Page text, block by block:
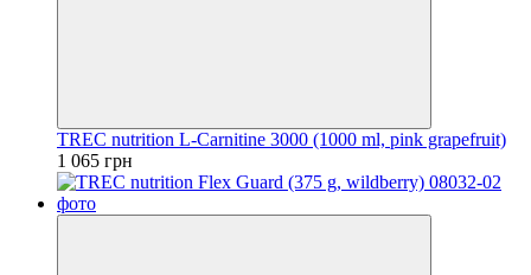
TREC nutrition L-Carnitine 3000 (1000 ml, pink grapefruit)
1 065 грн